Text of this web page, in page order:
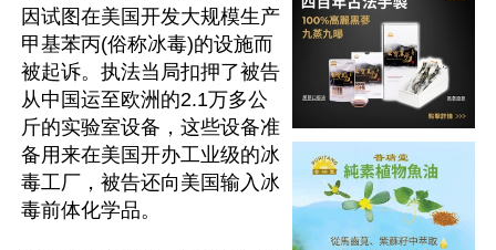
因试图在美国开发大规模生产
甲基苯丙(俗称冰毒)的设施而
被起诉。执法当局扣押了被告
从中国运至欧洲的2.1万多公
斤的实验室设备，这些设备准
备用来在美国开办工业级的冰
毒工厂，被告还向美国输入冰
毒前体化学品。